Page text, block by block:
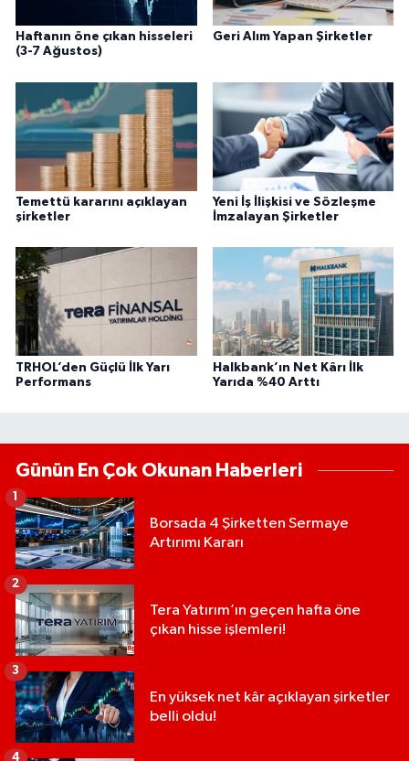
Haftanın öne çıkan hisseleri
(3-7 Ağustos)
Geri Alım Yapan Şirketler
Temettü kararını açıklayan
şirketler
Yeni İş İlişkisi ve Sözleşme
İmzalayan Şirketler
TRHOL’den Güçlü İlk Yarı
Performans
Halkbank’ın Net Kârı İlk
Yarıda %40 Arttı
Günün En Çok Okunan Haberleri
Borsada 4 Şirketten Sermaye
Artırımı Kararı
Tera Yatırım’ın geçen hafta öne
çıkan hisse işlemleri!
2
En yüksek net kâr açıklayan şirketler
belli oldu!
3
4